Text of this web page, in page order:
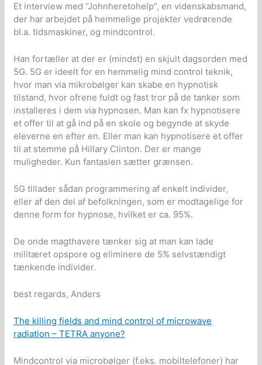
Et interview med “Johnheretohelp”, en videnskabsmand,
der har arbejdet på hemmelige projekter vedrørende
bl.a. tidsmaskiner, og mindcontrol.
Han fortæller at der er (mindst) en skjult dagsorden med
5G. 5G er ideelt for en hemmelig mind control teknik,
hvor man via mikrobølger kan skabe en hypnotisk
tilstand, hvor ofrene fuldt og fast tror på de tanker som
installeres i dem via hypnosen. Man kan fx hypnotisere
et offer til at gå ind på en skole og begynde at skyde
eleverne en efter en. Eller man kan hypnotisere et offer
til at stemme på Hillary Clinton. Der er mange
muligheder. Kun fantasien sætter grænsen.
5G tillader sådan programmering af enkelt individer,
eller af den del af befolkningen, som er modtagelige for
denne form for hypnose, hvilket er ca. 95%.
De onde magthavere tænker sig at man kan lade
militæret opspore og eliminere de 5% selvstændigt
tænkende individer.
best regards, Anders
The killing fields and mind control of microwave
radiation – TETRA anyone?
Mindcontrol via microbølger (f.eks. mobiltelefoner) har